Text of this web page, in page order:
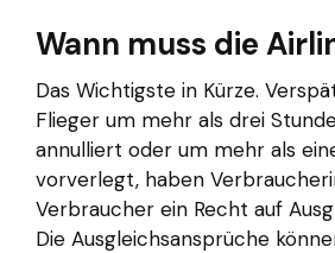
Wann muss die
Das Wichtigste in Kürze.
Flieger um mehr als drei
annulliert oder um mehr als
vorverlegt, haben
Verbraucher ein Recht auf
Die Ausgleichsansprüche